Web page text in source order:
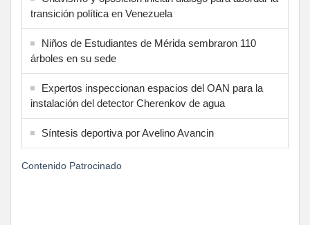
transición política en Venezuela
Niños de Estudiantes de Mérida sembraron 110
árboles en su sede
Expertos inspeccionan espacios del OAN para la
instalación del detector Cherenkov de agua
Síntesis deportiva por Avelino Avancin
Contenido Patrocinado